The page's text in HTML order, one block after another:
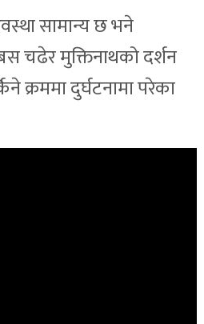
सामान्य छ भने
चढेर मुक्तिनाथको दर्शन
क्रममा दुर्घटनामा परेका